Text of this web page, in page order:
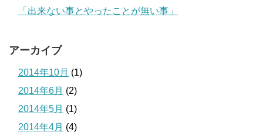
「出来ない事とやったことが無い事」
アーカイブ
2014年10月 (1)
2014年6月 (2)
2014年5月 (1)
2014年4月 (4)